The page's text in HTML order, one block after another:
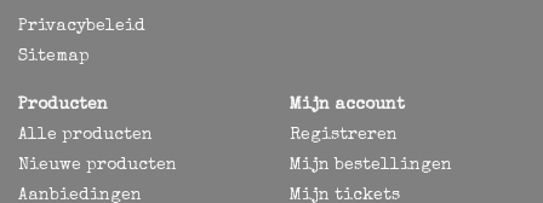
Privacybeleid
Sitemap
Producten
Alle producten
Nieuwe producten
Aanbiedingen
Mijn account
Registreren
Mijn bestellingen
Mijn tickets